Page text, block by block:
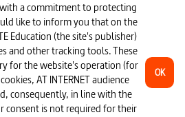
a commitment to protecting
like to inform you that on the
Education (the site's publisher)
and other tracking tools. These
for the website's operation (for
AT INTERNET audience
consequently, in line with the
consent is not required for their
OK